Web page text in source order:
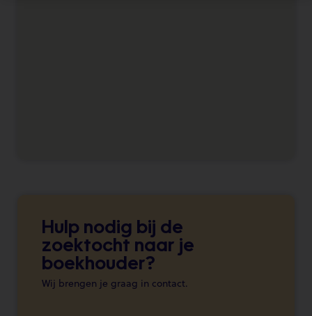
Hulp nodig bij de
zoektocht naar je
boekhouder?
Wij brengen je graag in contact.